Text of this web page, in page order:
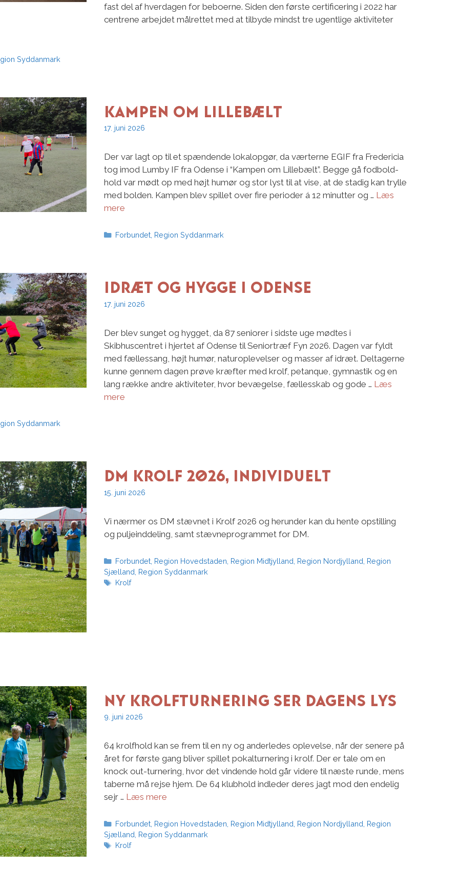
fast del af hverdagen for beboerne. Siden den første certificering i 2022 har
centrene arbejdet målrettet med at tilbyde mindst tre ugentlige aktiviteter
Syddanmark
Kampen om Lillebælt
17. juni 2026
Der var lagt op til et spændende lokalopgør, da værterne EGIF fra Fredericia
tog imod Lumby IF fra Odense i “Kampen om Lillebælt”. Begge gå fodbold-
hold var mødt op med højt humør og stor lyst til at vise, at de stadig kan trylle
med bolden. Kampen blev spillet over fire perioder á 12 minutter og … Læs
mere
Kategorier
Forbundet, Region Syddanmark
Idræt og hygge i Odense
17. juni 2026
Der blev sunget og hygget, da 87 seniorer i sidste uge mødtes i
Skibhuscentret i hjertet af Odense til Seniortræf Fyn 2026. Dagen var fyldt
med fællessang, højt humør, naturoplevelser og masser af idræt. Deltagerne
kunne gennem dagen prøve kræfter med krolf, petanque, gymnastik og en
lang række andre aktiviteter, hvor bevægelse, fællesskab og gode … Læs
mere
Syddanmark
DM Krolf 2026, Individuelt
15. juni 2026
Vi nærmer os DM stævnet i Krolf 2026 og herunder kan du hente opstilling
og puljeinddeling, samt stævneprogrammet for DM.
Kategorier
Forbundet, Region Hovedstaden Region Midtjylland Region Nordjylland Region
Sjælland Region Syddanmark
Tags
Krolf
Ny krolfturnering ser dagens lys
9. juni 2026
64 krolfhold kan se frem til en ny og anderledes oplevelse, når der senere på
året for første gang bliver spillet pokalturnering i krolf. Der er tale om en
knock out-turnering, hvor det vindende hold går videre til næste runde, mens
taberne må rejse hjem. De 64 klubhold indleder deres jagt mod den endelig
sejr … Læs mere
Kategorier
Forbundet, Region Hovedstaden Region Midtjylland Region Nordjylland Region
Sjælland Region Syddanmark
Tags
Krolf